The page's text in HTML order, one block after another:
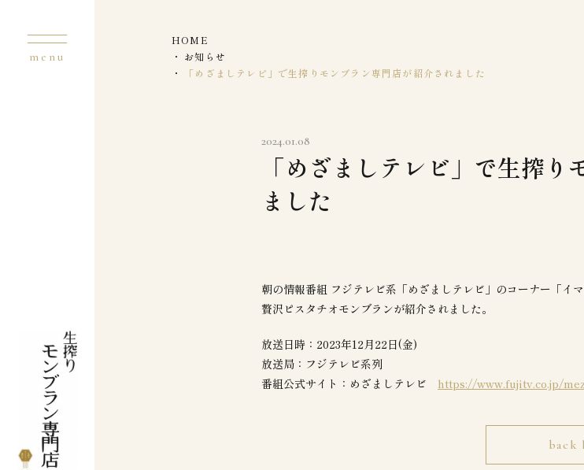
HOME
お知らせ
「めざましテレビ」で生搾りモンブラン専門店が紹介されました
2024.01.08
「めざましテレビ」で生搾
ました
朝の情報番組 フジテレビ系「めざましテレビ」のコーナー「イ
贅沢ピスタチオモンブランが紹介されました。
放送日時：2023年12月22日(金)
放送局：フジテレビ系列
番組公式サイト：めざましテレビ https://www.fujitv.co.jp/
back